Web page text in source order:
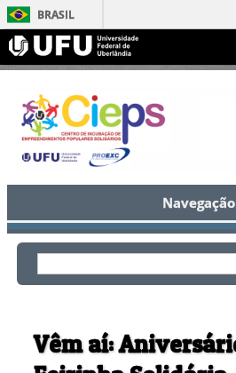
BRASIL
Navegação
Formulário de busca
Vêm aí: